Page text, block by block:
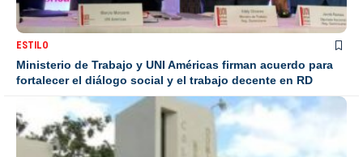
ESTILO
Ministerio de Trabajo y UNI Américas firman acuerdo para
fortalecer el diálogo social y el trabajo decente en RD